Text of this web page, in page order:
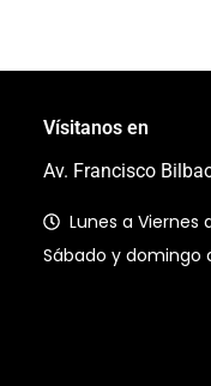
Vísitanos en
Av. Francisco
Lunes a Viernes
Sábado y domingo